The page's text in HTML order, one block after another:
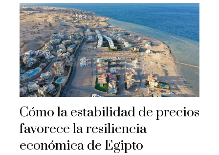
Cómo la estabilidad de precios
favorece la resiliencia
económica de Egipto